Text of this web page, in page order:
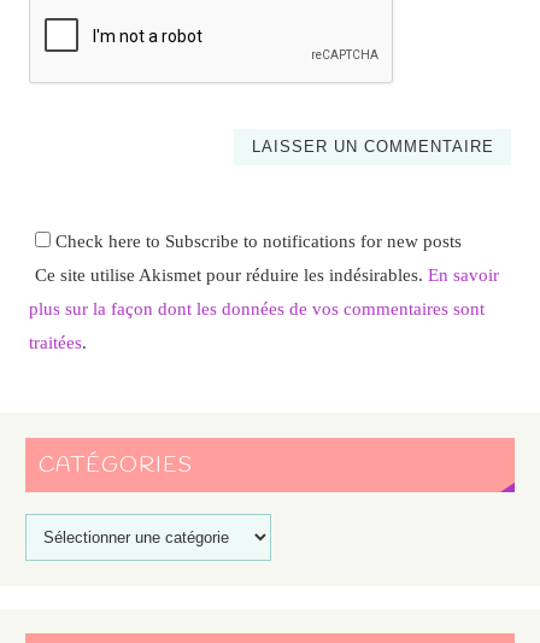
Check here to Subscribe to notifications for new posts
Ce site utilise Akismet pour réduire les indésirables. En savoir
plus sur la façon dont les données de vos commentaires sont
traitées.
CATÉGORIES